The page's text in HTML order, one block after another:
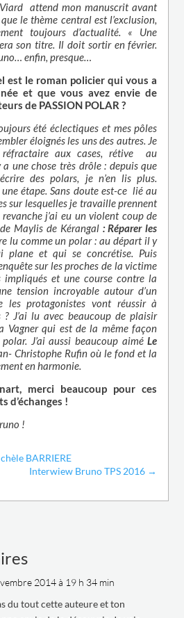
attend mon manuscrit avant
le thème central est l’exclusion,
toujours d’actualité. « Une
son titre. Il doit sortir en février.
enfin, presque…
est le roman policier qui vous a
et que vous avez envie de
de PASSION POLAR ?
été éclectiques et mes pôles
éloignés les uns des autres. Je
réfractaire aux cases, rétive au
une chose très drôle : depuis que
des polars, je n’en lis plus.
une étape. Sans doute est-ce lié au
sur lesquelles je travaille prennent
j’ai eu un violent coup de
Maylis de Kérangal : Réparer les
lu comme un polar : au départ il y
plane et qui se concrétise. Puis
sur les proches de la victime
impliqués et une course contre la
tension incroyable autour d’un
les protagonistes vont réussir à
J’ai lu avec beaucoup de plaisir
Vagner qui est de la même façon
J’ai aussi beaucoup aiméLe
Christophe Rufin où le fond et la
en harmonie.
merci beaucoup pour ces
d’échanges !
!
BARRIERE
Interwiew Bruno TPS 2016 →
2014 à 19 h 34 min
du tout cette auteure et ton